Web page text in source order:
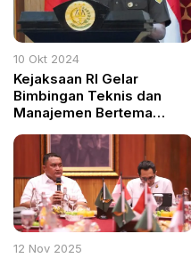
10 Okt 2024
Kejaksaan RI Gelar
Bimbingan Teknis dan
Manajemen Bertema
Strategi Komunikasi
Efektif
12 Nov 2025